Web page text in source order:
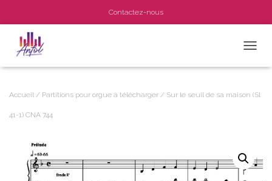
Contactez-nous
Accueil / Partitions pour orgue à télécharger / Sur le seuil de sa maison (Sl
41-1) CNA 744